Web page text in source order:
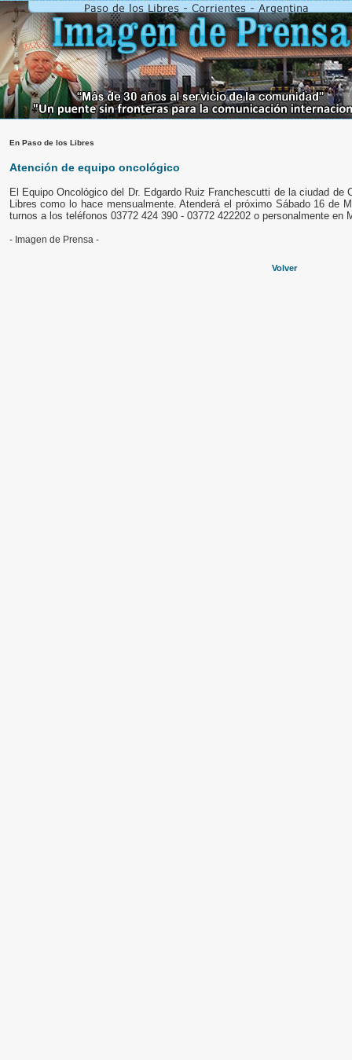
En Paso de los Libres
Atención de equipo oncológico
El Equipo Oncológico del Dr. Edgardo Ruiz Franchescutti de la ciudad de
Libres como lo hace mensualmente. Atenderá el próximo Sábado 16 de
turnos a los teléfonos 03772 424 390 - 03772 422202 o personalmente en
- Imagen de Prensa -
Volver